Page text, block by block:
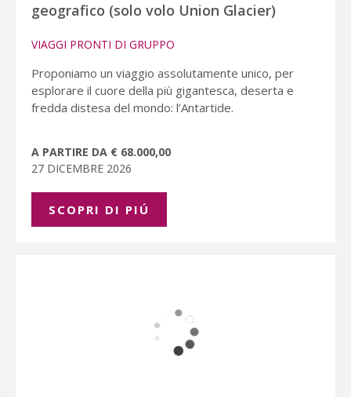
geografico (solo volo Union Glacier)
VIAGGI PRONTI DI GRUPPO
Proponiamo un viaggio assolutamente unico, per
esplorare il cuore della più gigantesca, deserta e
fredda distesa del mondo: l’Antartide.
A PARTIRE DA € 68.000,00
27 DICEMBRE 2026
SCOPRI DI PIÚ